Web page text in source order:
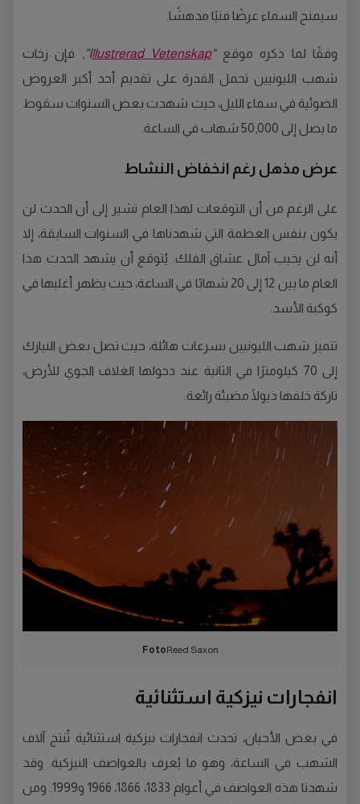
سيمنح السماء عرضًا فنيًا مدهشًا.
وفقًا لما ذكره موقع"I
llustrerad Vetenskap
"
, فإن زخات
شهب الليونيين تحمل القدرة على تقديم أحد أكبر العروض
الضوئية في سماء الليل، حيث شهدت بعض السنوات سقوط
ما يصل إلى 50,000 شهاب في الساعة.
عرض مذهل رغم انخفاض النشاط
على الرغم من أن التوقعات لهذا العام تشير إلى أن الحدث لن
يكون بنفس العظمة التي شهدناها في السنوات السابقة، إلا
أنه لن يخيب آمال عشاق الفلك. يُتوقع أن يشهد الحدث هذا
العام ما بين 12 إلى 20 شهابًا في الساعة، حيث يظهر أغلبها في
كوكبة الأسد.
تتميز شهب الليونيين بسرعات هائلة، حيث تصل بعض النيازك
إلى 70 كيلومترًا في الثانية عند دخولها الغلاف الجوي للأرض،
تاركة خلفها ذيولًا مضيئة رائعة.
FotoReed Saxon
انفجارات نيزكية استثنائية
في بعض الأحيان، تحدث انفجارات نيزكية استثنائية تُنتج آلاف
الشهب في الساعة، وهو ما يُعرف بالعواصف النيزكية. وقد
شهدنا هذه العواصف في أعوام 1833، 1866، 1966 و1999. ومن